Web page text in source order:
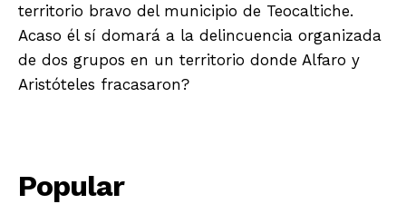
territorio bravo del municipio de Teocaltiche.
Acaso él sí domará a la delincuencia organizada
de dos grupos en un territorio donde Alfaro y
Aristóteles fracasaron?
Popular